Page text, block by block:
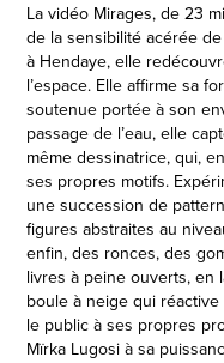
La vidéo Mirages, de 23
de la sensibilité acérée
à Hendaye, elle
l’espace. Elle affirme sa
soutenue portée à son
passage de l’eau, elle
même dessinatrice, qui,
ses propres motifs.
une succession de
figures abstraites au
enfin, des ronces, des
livres à peine ouverts, en
boule à neige qui
le public à ses propres
Mïrka Lugosi à sa